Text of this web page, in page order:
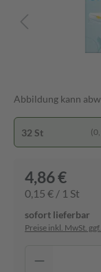
Abbildung kann
32 St
4,86 €
0,15 € / 1 St
sofort lieferbar
Preise inkl. MwSt.